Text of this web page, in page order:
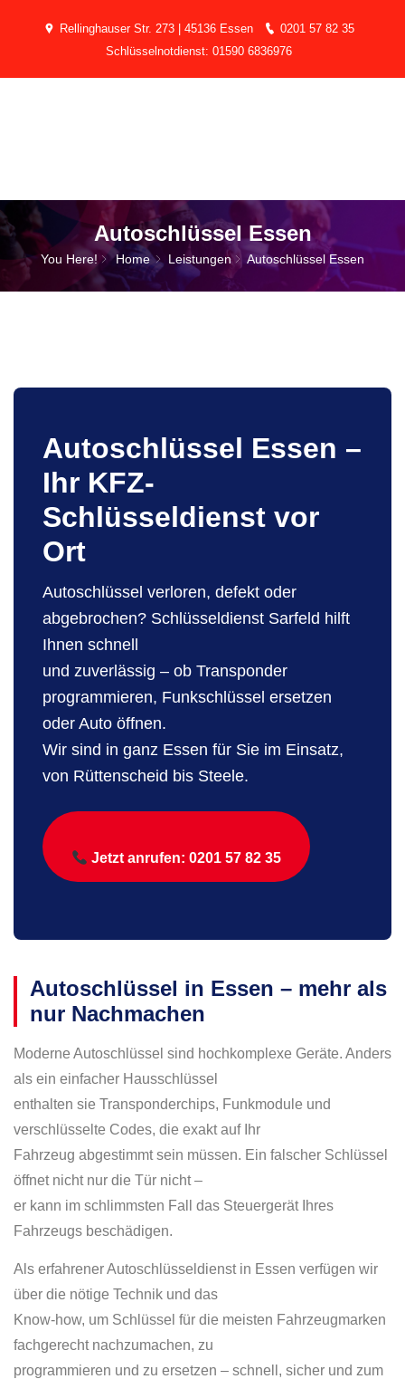
Rellinghauser Str. 273 | 45136 Essen
0201 57 82 35
Schlüsselnotdienst: 01590 6836976
Autoschlüssel Essen
You Here! Home Leistungen Autoschlüssel Essen
Autoschlüssel Essen –
Ihr KFZ-
Schlüsseldienst vor
Ort
Autoschlüssel verloren, defekt oder
abgebrochen? Schlüsseldienst Sarfeld hilft
Ihnen schnell
und zuverlässig – ob Transponder
programmieren, Funkschlüssel ersetzen
oder Auto öffnen.
Wir sind in ganz Essen für Sie im Einsatz,
von Rüttenscheid bis Steele.
Jetzt anrufen: 0201 57 82 35
Autoschlüssel in Essen – mehr als
nur Nachmachen
Moderne Autoschlüssel sind hochkomplexe Geräte. Anders
als ein einfacher Hausschlüssel
enthalten sie Transponderchips, Funkmodule und
verschlüsselte Codes, die exakt auf Ihr
Fahrzeug abgestimmt sein müssen. Ein falscher Schlüssel
öffnet nicht nur die Tür nicht –
er kann im schlimmsten Fall das Steuergerät Ihres
Fahrzeugs beschädigen.
Als erfahrener Autoschlüsseldienst in Essen verfügen wir
über die nötige Technik und das
Know-how, um Schlüssel für die meisten Fahrzeugmarken
fachgerecht nachzumachen, zu
programmieren und zu ersetzen – schnell, sicher und zum